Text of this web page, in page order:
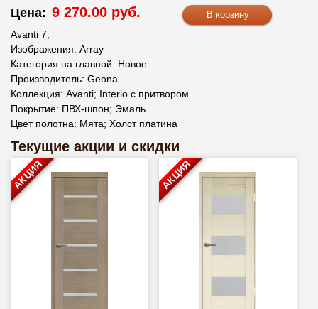
Цена: 9 270.00 руб.
Avanti 7;
Изображения: Array
Категория на главной: Новое
Производитель: Geona
Коллекция: Avanti; Interio c притвором
Покрытие: ПВХ-шпон; Эмаль
Цвет полотна: Мята; Холст платина
Текущие акции и скидки
АКЦИЯ АКЦИЯ